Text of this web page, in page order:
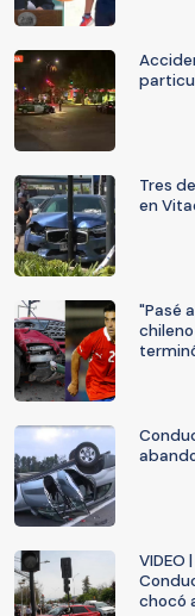
Tres
en
"Pasé
chocó